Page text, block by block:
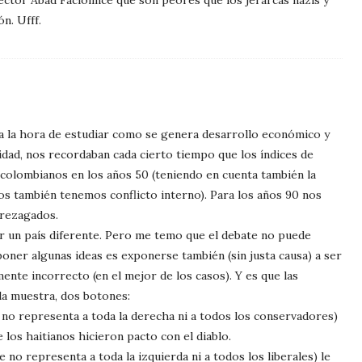
Ufff.
la hora de estudiar como se genera desarrollo económico y
nos recordaban cada cierto tiempo que los índices de
en los años 50 (teniendo en cuenta también la
también tenemos conflicto interno). Para los años 90 nos
un país diferente. Pero me temo que el debate no puede
algunas ideas es exponerse también (sin justa causa) a ser
incorrecto (en el mejor de los casos). Y es que las
muestra, dos botones:
representa a toda la derecha ni a todos los conservadores)
los haitianos hicieron pacto con el diablo.
no representa a toda la izquierda ni a todos los liberales) le